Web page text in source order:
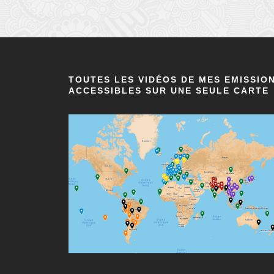
TOUTES LES VIDÉOS DE MES
ACCESSIBLES SUR UNE SEULE CARTE